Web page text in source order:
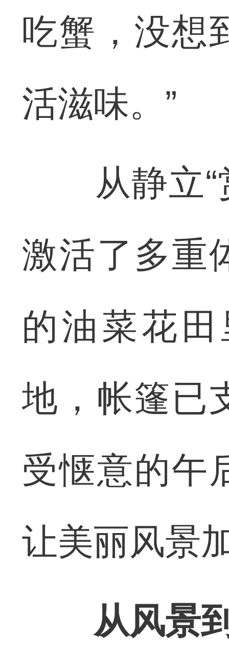
吃蟹，没想
活滋味。”
从静立“赏
激活了多重
的油菜花
地，帐篷已
受惬意的午
让美丽风景
从风景